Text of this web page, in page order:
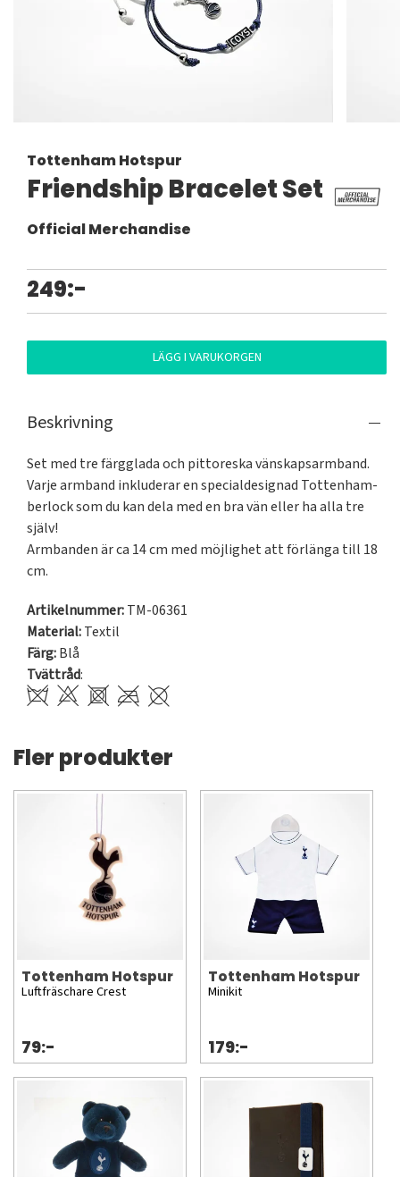
Tottenham Hotspur
Friendship Bracelet Set
Official Merchandise
249:-
LÄGG I VARUKORGEN
Beskrivning
Set med tre färgglada och pittoreska vänskapsarmband.
Varje armband inkluderar en specialdesignad Tottenham-
berlock som du kan dela med en bra vän eller ha alla tre
själv!
Armbanden är ca 14 cm med möjlighet att förlänga till 18
cm.
Artikelnummer:TM-06361
Material:Textil
Färg:Blå
Tvättråd:
Fler produkter
Tottenham Hotspur
Luftfräschare Crest
79:-
Tottenham Hotspur
Minikit
179:-